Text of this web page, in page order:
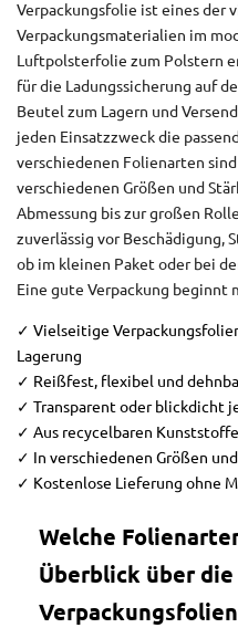
Verpackungsfolie ist eines der
Verpackungsmaterialien im
Luftpolsterfolie zum Polstern
für die Ladungssicherung auf
Beutel zum Lagern und
jeden Einsatzzweck die
verschiedenen Folienarten
verschiedenen Größen und
Abmessung bis zur großen
zuverlässig vor Beschädigung,
ob im kleinen Paket oder bei
Eine gute Verpackung beginnt
✓ Vielseitige
Lagerung
✓ Reißfest, flexibel und
✓ Transparent oder blickdicht
✓ Aus recycelbaren
✓ In verschiedenen Größen
✓ Kostenlose Lieferung ohne
Welche
Überblick über die
Verpackungsfolien